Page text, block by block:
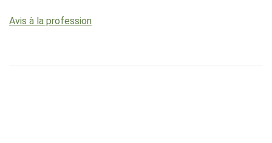
Avis à la profession